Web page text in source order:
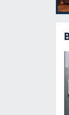
Isparta
İzmir
Karabük